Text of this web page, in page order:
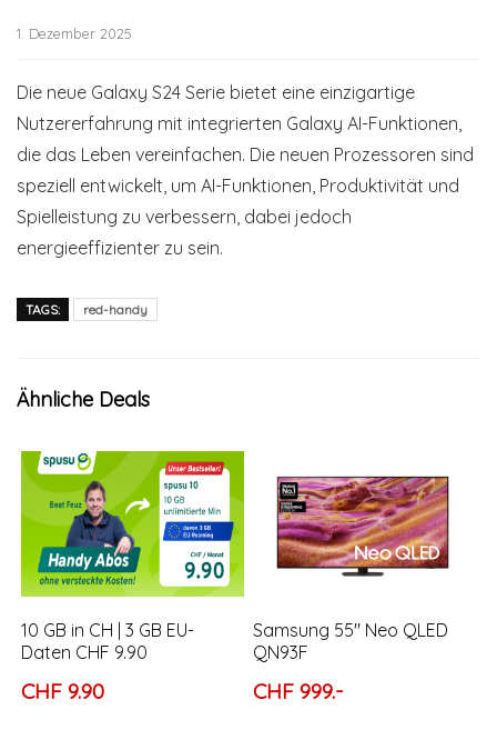
1. Dezember 2025
Die neue Galaxy S24 Serie bietet eine einzigartige
Nutzererfahrung mit integrierten Galaxy AI-Funktionen,
die das Leben vereinfachen. Die neuen Prozessoren sind
speziell entwickelt, um AI-Funktionen, Produktivität und
Spielleistung zu verbessern, dabei jedoch
energieeffizienter zu sein.
TAGS: red-handy
Ähnliche Deals
10 GB in CH | 3 GB EU-
Daten CHF 9.90
CHF 9.90
Samsung 55″ Neo QLED
QN93F
CHF 999.-